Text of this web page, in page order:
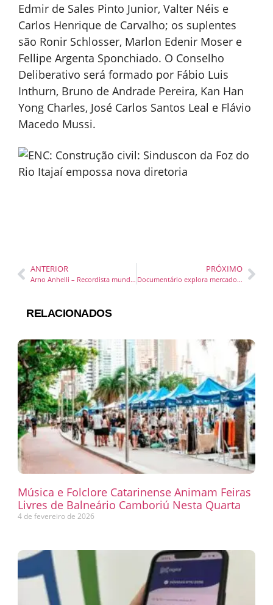
Edmir de Sales Pinto Junior, Valter Néis e
Carlos Henrique de Carvalho; os suplentes
são Ronir Schlosser, Marlon Edenir Moser e
Fellipe Argenta Sponchiado. O Conselho
Deliberativo será formado por Fábio Luis
Inthurn, Bruno de Andrade Pereira, Kan Han
Yong Charles, José Carlos Santos Leal e Flávio
Macedo Mussi.
ANTERIOR
Arno Anhelli – Recordista mundial de surf intensifica prepraração para o novo desafio da quebra de recorde
PRÓXIMO
Documentário explora mercado de energia limpa no país
RELACIONADOS
Música e Folclore Catarinense Animam Feiras
Livres de Balneário Camboriú Nesta Quarta
4 de fevereiro de 2026